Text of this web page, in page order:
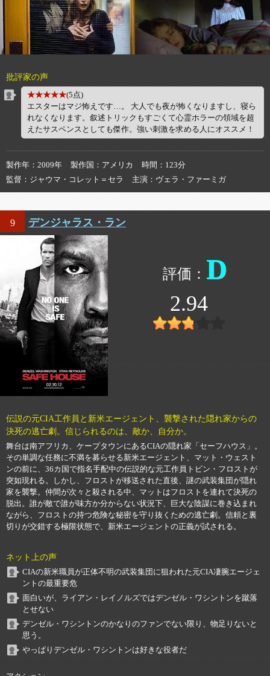
批評家の声
★★★★★(5点)
エスターはマジ怖えです…。 大人でも夜が怖くなりますし、寝ら
れなくなります。叙述トリックもすごくて心霊ホラーの領域を超
えたサスペンスとしても傑作。強い刺激を求める人にオススメ！
製作年 2009年 製作国 アメリカ 時間
123分
監督
ジャウマ・コレット＝セラ 主演 ヴェラ・ファーミガ
9 デンジャラス・ラン
D
2.94
伝説の元CIA工作員と新米エージェント、襲撃された隠れ家からの
決死の逃亡劇。信じられるのは、敵か、自分か。
舞台は南アフリカ、ケープタウンにあるCIAの隠れ家「セーフハウス」。
その単調な任務に不満を募らせる新米エージェント、マット・ウェスト
ンの前に、36カ国で指名手配中の伝説的な元工作員トビン・フロストが
突如現れる。しかし、フロストが移送された直後、謎の武装集団が隠れ
家を襲撃。仲間が次々と殺される中、マットはフロストを連れて決死の
脱出。誰が敵で誰が味方か分からない状況下、巨大な陰謀に巻き込まれ
ながら、フロストの持つ危険な秘密を守り抜くための逃亡劇。信頼と裏
切りが交錯する極限状態で、新米エージェントの正義が試される。
ネット上の声
CIAの新米職員が正体不明の武装集団に狙われた元CIA凄腕エージェ
ントの最重要危
面白いが、ライアン・レイノルズではデンゼル・ワシントンを蹴落
とせない
デンゼル・ワシントンのかなりのファンでない限り、物足りないと
思う。
やっぱりデンゼル・ワシントンは好きな役者だ